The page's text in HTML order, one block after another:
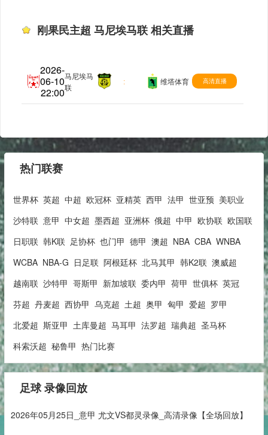
刚果民主超 马尼埃马联 相关直播
2026-
06-10
22:00
刚果民主超
马尼埃马
联
: 维塔体育 高清直播
热门联赛
世界杯 英超 中超 欧冠杯 亚精英 西甲 法甲 世亚预 美职业
沙特联 意甲 中女超 墨西超 亚洲杯 俄超 中甲 欧协联 欧国联
日职联 韩K联 足协杯 也门甲 德甲 澳超 NBA CBA WNBA
WCBA NBA-G 日足联 阿根廷杯 北马其甲 韩K2联 澳威超
越南联 沙特甲 哥斯甲 新加坡联 委内甲 荷甲 世俱杯 英冠
芬超 丹麦超 西协甲 乌克超 土超 奥甲 匈甲 爱超 罗甲
北爱超 斯亚甲 土库曼超 马耳甲 法罗超 瑞典超 圣马杯
科索沃超 秘鲁甲 热门比赛
足球 录像回放
2026年05月25日_意甲 尤文VS都灵录像_高清录像【全场回放】